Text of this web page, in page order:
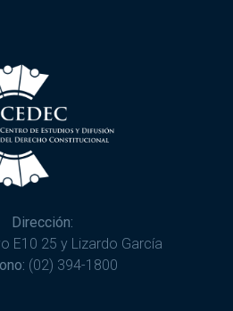
Dirección:
E10 25 y Lizardo García
(02) 394-1800